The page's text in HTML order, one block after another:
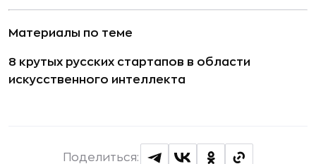
Материалы по теме
8 крутых русских стартапов в области
искусственного интеллекта
Поделиться: